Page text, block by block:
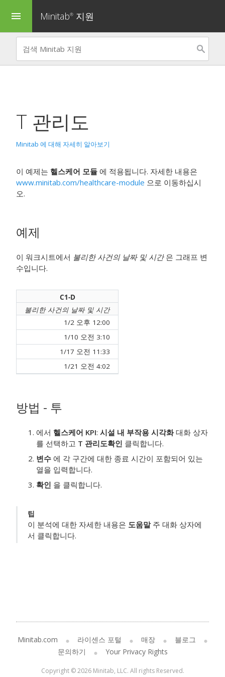
menu Minitab® 지원
T 관리도
Minitab 에 대해 자세히 알아보기
이 예제는 헬스케어 모듈 에 적용됩니다. 자세한 내용은
www.minitab.com/healthcare-module 으로 이동하십시
오.
예제
이 워크시트에서 불리한 사건의 날짜 및 시간은 그래프 변
수입니다.
C1-D
불리한 사건의 날짜 및 시간
1/2 오후 12:00
1/10 오전 3:10
1/17 오전 11:33
1/21 오전 4:02
방법 - 투
에서 헬스케어 KPI: 시설 내 부작용 시각화대화 상자
를 선택하고 T 관리도확인 클릭합니다.
변수 에 각 구간에 대한 종료 시간이 포함되어 있는
열을 입력합니다.
확인 을 클릭합니다.
팁
이 분석에 대한 자세한 내용은 도움말주 대화 상자에
서 클릭합니다.
Minitab.com 라이센스 포털 매장
블로그
문의하기
Your Privacy Rights
Copyright © 2026 Minitab, LLC. All rights Reserved.